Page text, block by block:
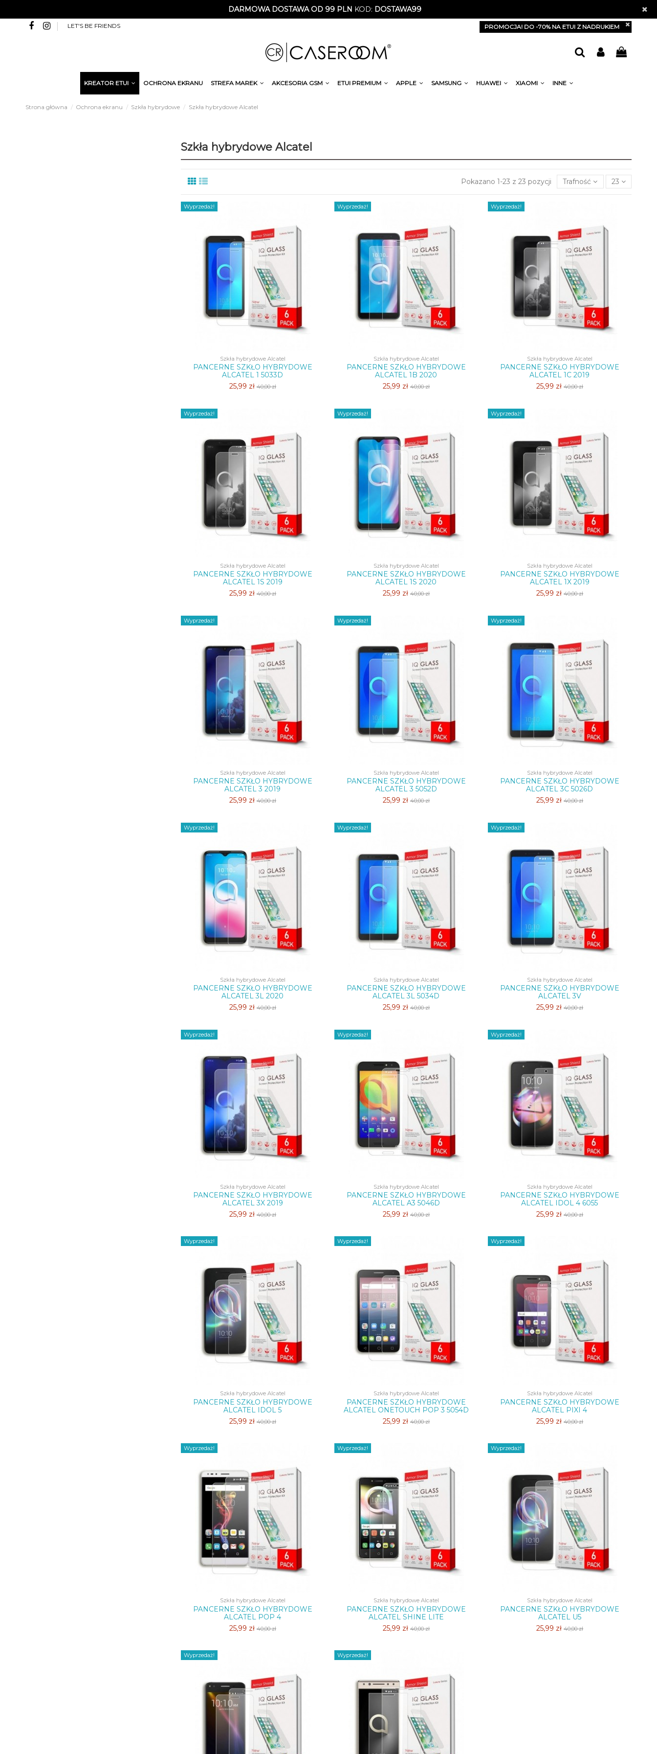
DARMOWA DOSTAWA OD 99 PLN KOD: DOSTAWA99
LET'S BE FRIENDS PROMOCJA! DO -70% NA ETUI Z NADRUKIEM
KREATOR ETUI OCHRONA EKRANU STREFA MAREK AKCESORIA GSM ETUI PREMIUM APPLE SAMSUNG HUAWEI XIAOMI INNE
Strona główna Ochrona ekranu Szkła hybrydowe Szkła hybrydowe Alcatel
Szkła hybrydowe Alcatel
Pokazano 1-23 z 23 pozycji Trafność 23
Wyprzedaż!
Szkła hybrydowe Alcatel
PANCERNE SZKŁO HYBRYDOWE
ALCATEL 1 5033D
25,99 zł40,00 zł
Wyprzedaż!
Szkła hybrydowe Alcatel
PANCERNE SZKŁO HYBRYDOWE
ALCATEL 1B 2020
25,99 zł40,00 zł
Wyprzedaż!
Szkła hybrydowe Alcatel
PANCERNE SZKŁO HYBRYDOWE
ALCATEL 1C 2019
25,99 zł 40,00 zł
Wyprzedaż!
Szkła hybrydowe Alcatel
PANCERNE SZKŁO HYBRYDOWE
ALCATEL 1S 2019
25,99 zł40,00 zł
Wyprzedaż!
Szkła hybrydowe Alcatel
PANCERNE SZKŁO HYBRYDOWE
ALCATEL 1S 2020
25,99 zł40,00 zł
Wyprzedaż!
Szkła hybrydowe Alcatel
PANCERNE SZKŁO HYBRYDOWE
ALCATEL 1X 2019
25,99 zł 40,00 zł
Wyprzedaż!
Szkła hybrydowe Alcatel
PANCERNE SZKŁO HYBRYDOWE
ALCATEL 3 2019
25,99 zł40,00 zł
Wyprzedaż!
Szkła hybrydowe Alcatel
PANCERNE SZKŁO HYBRYDOWE
ALCATEL 3 5052D
25,99 zł40,00 zł
Wyprzedaż!
Szkła hybrydowe Alcatel
PANCERNE SZKŁO HYBRYDOWE
ALCATEL 3C 5026D
25,99 zł 40,00 zł
Wyprzedaż!
Szkła hybrydowe Alcatel
PANCERNE SZKŁO HYBRYDOWE
ALCATEL 3L 2020
25,99 zł40,00 zł
Wyprzedaż!
Szkła hybrydowe Alcatel
PANCERNE SZKŁO HYBRYDOWE
ALCATEL 3L 5034D
25,99 zł40,00 zł
Wyprzedaż!
Szkła hybrydowe Alcatel
PANCERNE SZKŁO HYBRYDOWE
ALCATEL 3V
25,99 zł 40,00 zł
Wyprzedaż!
Szkła hybrydowe Alcatel
PANCERNE SZKŁO HYBRYDOWE
ALCATEL 3X 2019
25,99 zł40,00 zł
Wyprzedaż!
Szkła hybrydowe Alcatel
PANCERNE SZKŁO HYBRYDOWE
ALCATEL A3 5046D
25,99 zł40,00 zł
Wyprzedaż!
Szkła hybrydowe Alcatel
PANCERNE SZKŁO HYBRYDOWE
ALCATEL IDOL 4 6055
25,99 zł 40,00 zł
Wyprzedaż!
Szkła hybrydowe Alcatel
PANCERNE SZKŁO HYBRYDOWE
ALCATEL IDOL 5
25,99 zł40,00 zł
Wyprzedaż!
Szkła hybrydowe Alcatel
PANCERNE SZKŁO HYBRYDOWE
ALCATEL ONETOUCH POP 3 5054D
25,99 zł40,00 zł
Wyprzedaż!
Szkła hybrydowe Alcatel
PANCERNE SZKŁO HYBRYDOWE
ALCATEL PIXI 4
25,99 zł 40,00 zł
Wyprzedaż!
Szkła hybrydowe Alcatel
PANCERNE SZKŁO HYBRYDOWE
ALCATEL POP 4
25,99 zł40,00 zł
Wyprzedaż!
Szkła hybrydowe Alcatel
PANCERNE SZKŁO HYBRYDOWE
ALCATEL SHINE LITE
25,99 zł40,00 zł
Wyprzedaż!
Szkła hybrydowe Alcatel
PANCERNE SZKŁO HYBRYDOWE
ALCATEL U5
25,99 zł 40,00 zł
Wyprzedaż! Wyprzedaż!